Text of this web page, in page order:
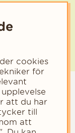
cookies
för
att du har
till
att